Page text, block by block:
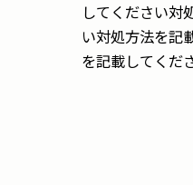
してください対
い対処方法を記
を記載してくだ